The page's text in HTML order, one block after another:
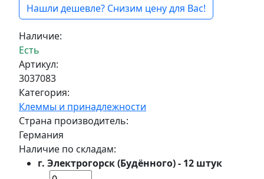
Нашли дешевле? Снизим цену для Вас!
Наличие:
Есть
Артикул:
3037083
Категория:
Клеммы и принадлежности
Страна производитель:
Германия
Наличие по складам:
г. Электрогорск (Будённого) - 12 штук